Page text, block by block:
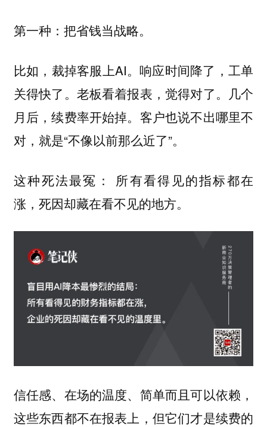
第一种：把省钱当战略。
比如，裁掉客服上AI。响应时间降了，工单
关得快了。老板看着报表，觉得对了。几个
月后，续费率开始掉。客户也说不出哪里不
对，就是“不像以前那么近了”。
这种死法最冤： 所有看得见的指标都在
涨，死因却藏在看不见的地方。
信任感、在场的温度、简单而且可以依赖，
这些东西都不在报表上，但它们才是续费的